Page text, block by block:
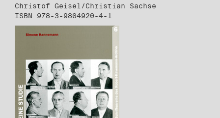
Christof Geisel/Christian Sachse
ISBN 978-3-9804920-4-1